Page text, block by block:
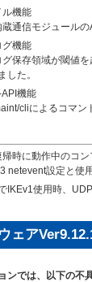
ル機能
通信モジュール
グ機能
グ保存領域が閾値
ました。
API機能
cliによるコマン
時に動作中のコン
netevent設定と使
IKEv1使用時、
ェア
ンでは、以下の不